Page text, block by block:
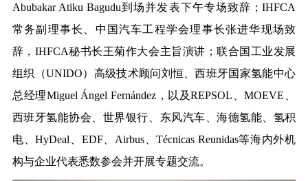
Abubakar Atiku Bagudu到场并发表下午专场致辞；IHFCA
常务副理事长、 中 国汽车工程学会理事长张进华现场致
辞，IHFCA秘书长王菊作大会主旨演讲；联合国工业发展
组织（UNIDO）高级技术顾问刘恒、西班牙国家氢能中心
总经理Miguel Ángel Fernández，以及REPSOL、MOEVE、
西班牙氢能协会、世界银行、东风汽车、海德氢能、氢积
电、HyDeal、EDF、Airbus、Técnicas Reunidas等海内外机
构与企业代表悉数参会并开展专题交流。